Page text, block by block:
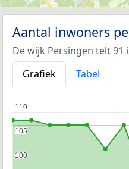
Aantal inwoners
De wijk Persingen telt 91
Grafiek
Tabel
100
100
105
105
110
110